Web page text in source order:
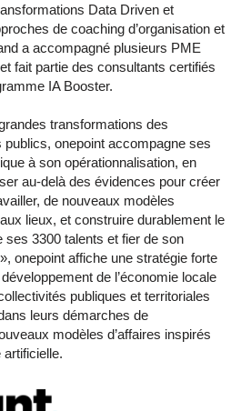
Data Driven et
de coaching d’organisation et
a accompagné plusieurs PME
fait partie des consultants certifiés
IA Booster.
transformations des
onepoint accompagne ses
à son opérationnalisation, en
au-delà des évidences pour créer
de nouveaux modèles
lieux, et construire durablement le
ses 3300 talents et fier de son
onepoint affiche une stratégie forte
de l’économie locale
publiques et territoriales
leurs démarches de
modèles d’affaires inspirés
artificielle.